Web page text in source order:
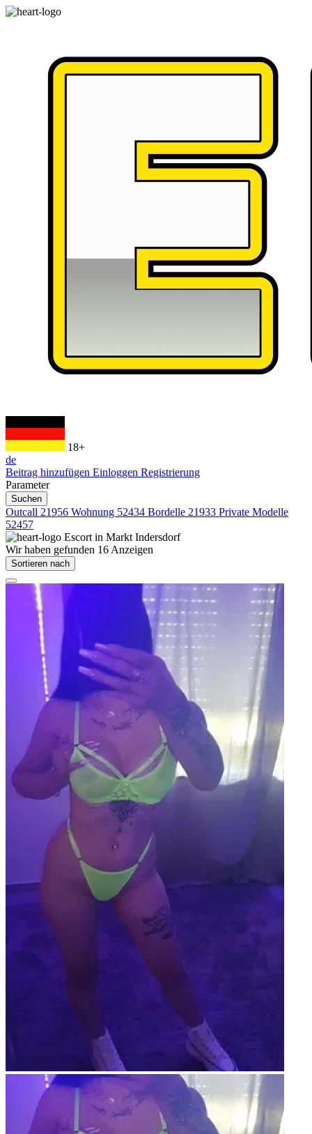
18+
de
Beitrag hinzufügen Einloggen Registrierung
Parameter
Suchen
Outcall 21956 Wohnung 52434 Bordelle 21933 Private Modelle
52457
Escort in Markt Indersdorf
Wir haben gefunden 16 Anzeigen
Sortieren nach